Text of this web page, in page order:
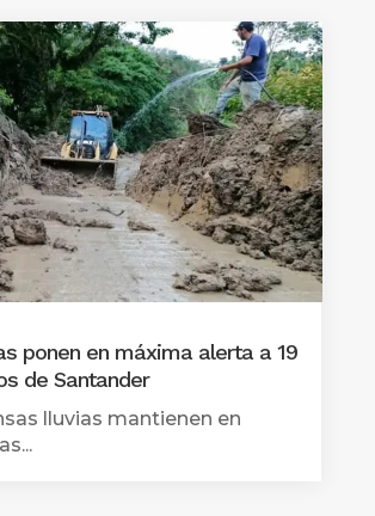
ponen en máxima alerta a 19
de Santander
lluvias mantienen en